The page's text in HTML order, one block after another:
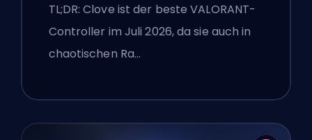
TL;DR: Clove ist der beste VALORANT-
Controller im Juli 2026, da sie auch in
chaotischen Ra…